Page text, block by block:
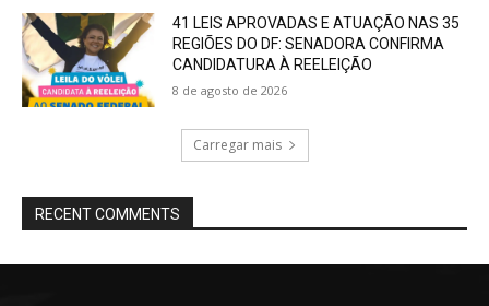
41 LEIS APROVADAS E ATUAÇÃO NAS 35
REGIÕES DO DF: SENADORA CONFIRMA
CANDIDATURA À REELEIÇÃO
8 de agosto de 2026
Carregar mais
RECENT COMMENTS